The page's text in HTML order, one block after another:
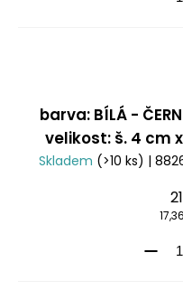
barva: BÍLÁ -
velikost: š. 4 cm
Skladem (>10 ks) |